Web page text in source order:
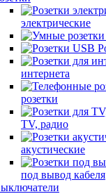
электрические
интернета
розетки
TV, радио
акустические
под вывод кабеля